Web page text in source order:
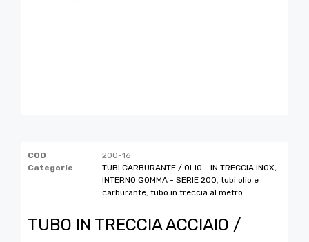
COD
200-16
Categorie
TUBI CARBURANTE / OLIO - IN TRECCIA INOX,
INTERNO GOMMA - SERIE 200 tubi olio e
carburante tubo in treccia al metro
TUBO IN TRECCIA ACCIAIO /